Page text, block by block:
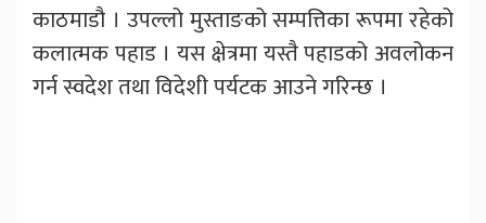
काठमाडौ । उपल्लो मुस्ताङको सम्पत्तिका रूपमा रहेको
कलात्मक पहाड । यस क्षेत्रमा यस्तै पहाडको अवलोकन
गर्न स्वदेश तथा विदेशी पर्यटक आउने गरिन्छ ।